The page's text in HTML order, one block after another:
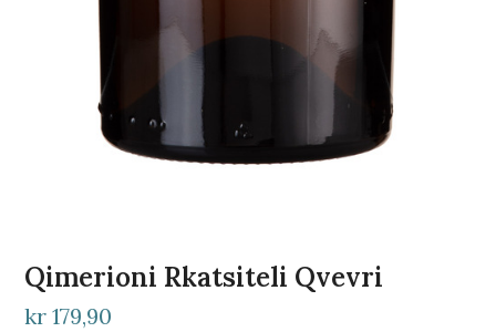
Qimerioni Rkatsiteli Qvevri
kr 179,90